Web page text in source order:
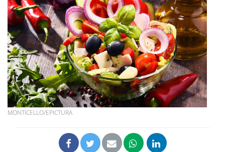
MONTICELLO/EPICTURA